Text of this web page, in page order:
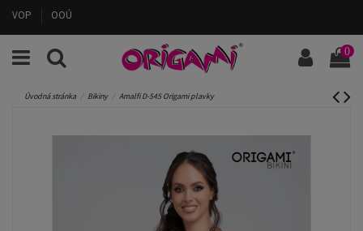
VOP OOÚ
0
Úvodná stránka Bikiny Amalfi D-545 Origami plavky